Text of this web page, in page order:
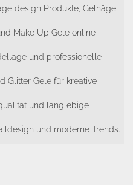
Produkte, Gelnägel
Make Up Gele online
und professionelle
Glitter Gele für kreative
und langlebige
und moderne Trends.